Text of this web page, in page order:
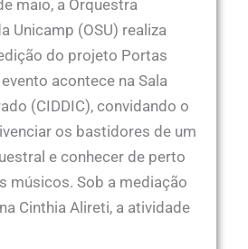
maio, a Orquestra
Unicamp (OSU) realiza
do projeto Portas
acontece na Sala
(CIDDIC), convidando o
os bastidores de um
e conhecer de perto
músicos. Sob a mediação
Cinthia Alireti, a atividade